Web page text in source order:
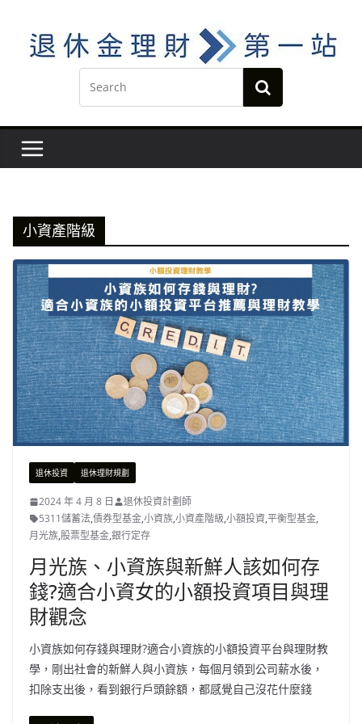
content
小資產階級
退休投資 退休理財規劃
2024 年 4 月 8 日
退休投資計劃師
5311儲蓄法,債券型基金,小資族,小資產階級,小額投資,平衡型基金,
月光族,股票型基金,銀行定存
月光族、小資族與新鮮人該如何存
錢?適合小資女的小額投資項目與理
財觀念
小資族如何存錢與理財?適合小資族的小額投資平台與理財教
學，剛出社會的新鮮人與小資族，每個月領到公司薪水後，
扣除支出後，看到銀行戶頭餘額，都感覺自己沒花什麼錢